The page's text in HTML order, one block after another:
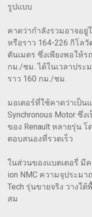
รูปแบบ
คาดว่ากำลังรวมอาจอยู่
หรือราว 164-226 กิโล
ตันเมตร ซึ่งเพียงพอให้ร
กม./ชม. ได้ในเวลาประ
ราว 160 กม./ชม.
มอเตอร์ที่ใช้คาดว่าเป็น
Synchronous Motor ซึ่ง
ของ Renault หลายรุ่น
ตอบสนองที่รวดเร็ว
ในส่วนของแบตเตอรี่ มี
ion NMC ความจุประมา
Tech รุ่นขายจริง วางใ
สม